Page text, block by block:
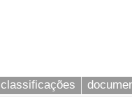
classificações